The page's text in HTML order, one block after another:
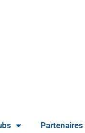
Partenaires